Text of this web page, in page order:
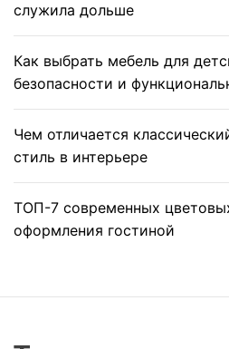
служила дольше
Как выбрать мебель для
безопасности и
Чем отличается
стиль в интерьере
ТОП-7 современных
оформления гостиной